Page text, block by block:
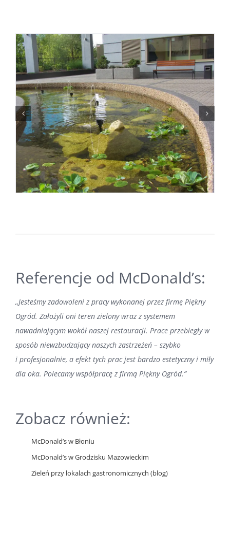
Referencje od McDonald’s:
,,Jesteśmy zadowoleni z pracy wykonanej przez firmę Piękny
Ogród. Założyli oni teren zielony wraz z systemem
nawadniającym wokół naszej restauracji. Prace przebiegły w
sposób niewzbudzający naszych zastrzeżeń – szybko
i profesjonalnie, a efekt tych prac jest bardzo estetyczny i miły
dla oka. Polecamy współpracę z firmą Piękny Ogród.”
Zobacz również:
McDonald’s w Błoniu
McDonald’s w Grodzisku Mazowieckim
Zieleń przy lokalach gastronomicznych (blog)